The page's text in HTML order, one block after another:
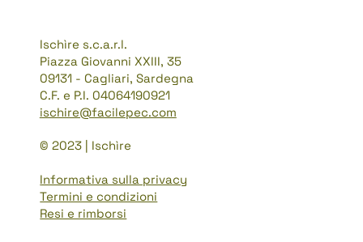
Ischìre s.c.a.r.l.
Piazza Giovanni XXIII, 35
09131 - Cagliari, Sardegna
C.F. e P.I. 04064190921
ischire@facilepec.com
© 2023 | Ischìre
Informativa sulla privacy
Termini e condizioni
Resi e rimborsi